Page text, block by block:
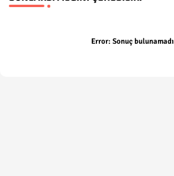
Error: Sonuç bulunamadı